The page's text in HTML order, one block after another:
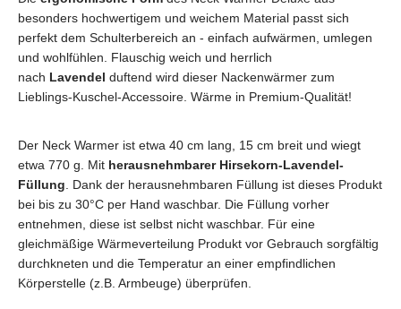
besonders hochwertigem und weichem Material passt sich
perfekt dem Schulterbereich an - einfach aufwärmen, umlegen
und wohlfühlen. Flauschig weich und herrlich
nach Lavendel duftend wird dieser Nackenwärmer zum
Lieblings-Kuschel-Accessoire. Wärme in Premium-Qualität!
Der Neck Warmer ist etwa 40 cm lang, 15 cm breit und wiegt
etwa 770 g. Mit herausnehmbarer Hirsekorn-Lavendel-
Füllung. Dank der herausnehmbaren Füllung ist dieses Produkt
bei bis zu 30°C per Hand waschbar. Die Füllung vorher
entnehmen, diese ist selbst nicht waschbar. Für eine
gleichmäßige Wärmeverteilung Produkt vor Gebrauch sorgfältig
durchkneten und die Temperatur an einer empfindlichen
Körperstelle (z.B. Armbeuge) überprüfen.